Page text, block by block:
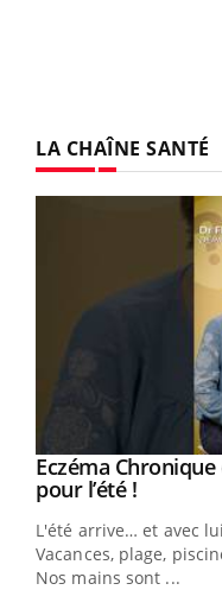
LA CHAÎNE SANTÉ
Youtube
Eczéma
pour l’été !Youtube
L'été arrive… et avec
Vacances, plage,
Nos mains sont ...